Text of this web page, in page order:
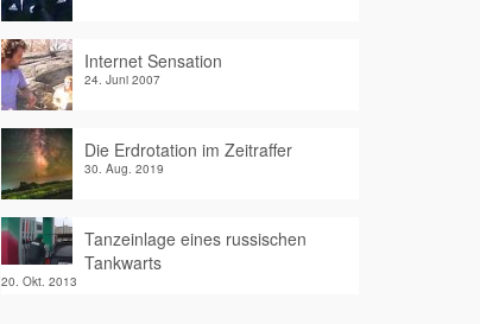
Internet Sensation
24. Juni 2007
Die Erdrotation im Zeitraffer
30. Aug. 2019
Tanzeinlage eines russischen
Tankwarts
20. Okt. 2013